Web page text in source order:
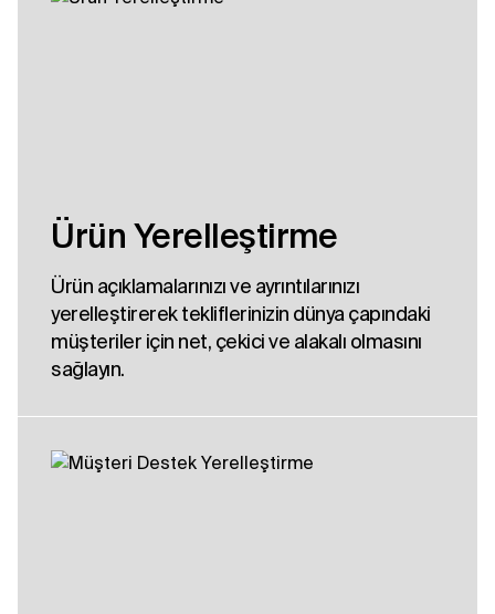
Ürün Yerelleştirme
Ürün açıklamalarınızı ve ayrıntılarınızı
yerelleştirerek tekliflerinizin dünya çapındaki
müşteriler için net, çekici ve alakalı olmasını
sağlayın.